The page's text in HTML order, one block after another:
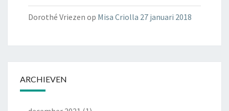
Dorothé Vriezen op Misa Criolla 27 januari 2018
ARCHIEVEN